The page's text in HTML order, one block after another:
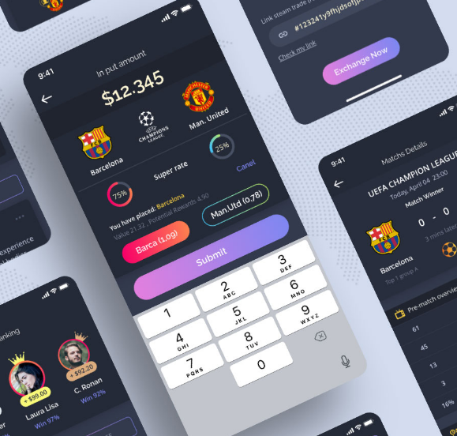
Collegro成套社交app ui设计 .fig素材 2022-04-16
1000+健康医疗相关图标 .svg .png素材 2021-08-22